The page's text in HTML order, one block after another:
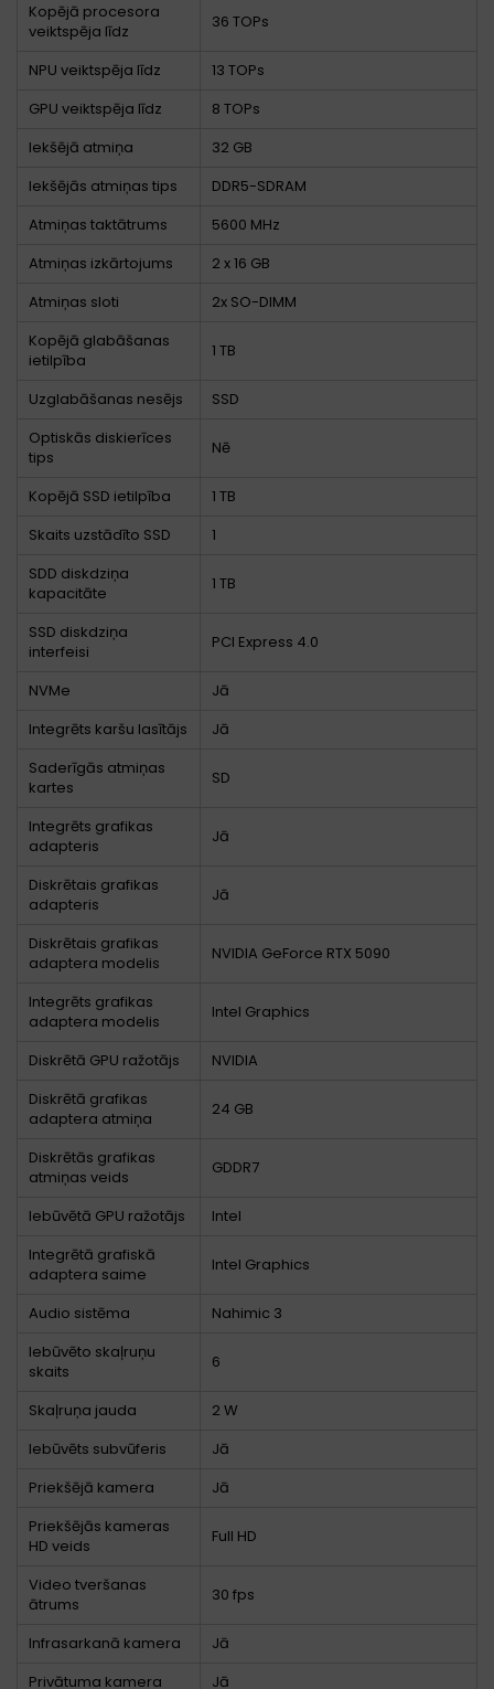
Kopējā procesora
veiktspēja līdz
36 TOPs
NPU veiktspēja līdz
13 TOPs
GPU veiktspēja līdz
8 TOPs
Iekšējā atmiņa
32 GB
Iekšējās atmiņas tips
DDR5-SDRAM
Atmiņas taktātrums
5600 MHz
Atmiņas izkārtojums
2 x 16 GB
Atmiņas sloti
2x SO-DIMM
Kopējā glabāšanas
ietilpība
1 TB
Uzglabāšanas nesējs
SSD
Optiskās diskierīces
tips
Nē
Kopējā SSD ietilpība
1 TB
Skaits uzstādīto SSD
1
SDD diskdziņa
kapacitāte
1 TB
SSD diskdziņa
interfeisi
PCI Express 4.0
NVMe
Jā
Integrēts karšu lasītājs
Jā
Saderīgās atmiņas
kartes
SD
Integrēts grafikas
adapteris
Jā
Diskrētais grafikas
adapteris
Jā
Diskrētais grafikas
adaptera modelis
NVIDIA GeForce RTX 5090
Integrēts grafikas
adaptera modelis
Intel Graphics
Diskrētā GPU ražotājs
NVIDIA
Diskrētā grafikas
adaptera atmiņa
24 GB
Diskrētās grafikas
atmiņas veids
GDDR7
Iebūvētā GPU ražotājs
Intel
Integrētā grafiskā
adaptera saime
Intel Graphics
Audio sistēma
Nahimic 3
Iebūvēto skaļruņu
skaits
6
Skaļruņa jauda
2 W
Iebūvēts subvūferis
Jā
Priekšējā kamera
Jā
Priekšējās kameras
HD veids
Full HD
Video tveršanas
ātrums
30 fps
Infrasarkanā kamera
Jā
Privātuma kamera
Jā